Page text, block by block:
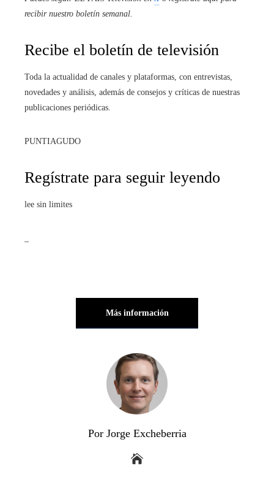
recibir nuestro boletín semanal
Recibe el boletín de televisión
Toda la actualidad de canales y plataformas, con entrevistas,
novedades y análisis, además de consejos y críticas de nuestras
publicaciones periódicas.
PUNTIAGUDO
Regístrate para seguir leyendo
lee sin limites
Más información
Por Jorge Excheberria